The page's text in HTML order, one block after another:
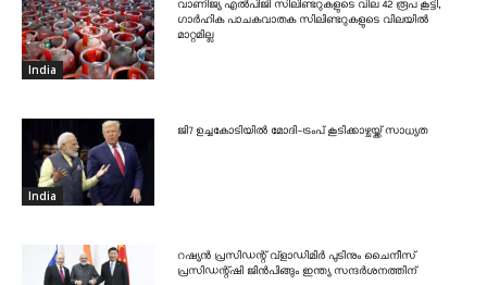
India
വാണിജ്യ എൽപിജി സിലിണ്ടറുകളുടെ വില 42 രൂപ കൂട്ടി,
ഗാർഹിക പാചകവാതക സിലിണ്ടറുകളുടെ വിലയിൽ
മാറ്റമില്ല
India
ജി7 ഉച്ചകോടിയിൽ മോദി-ട്രംപ് കൂടിക്കാഴ്ചയ്ക്ക് സാധ്യത
റഷ്യൻ പ്രസിഡന്റ് വ്‌ളാഡിമിർ പുടിനും ചൈനീസ്
പ്രസിഡന്റ്ഷി ജിൻപിങ്ങും ഇന്ത്യ സന്ദർശനത്തിന്